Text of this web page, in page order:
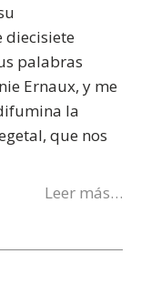
diecisiete
palabras
Ernaux, y me
la
que nos
Leer más…